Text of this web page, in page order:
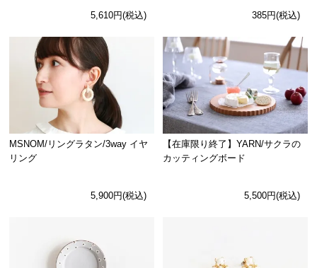
5,610円(税込) 385円(税込)
MSNOM/リングラタン/3way イヤ
リング
5,900円(税込)
【在庫限り終了】YARN/サクラの
カッティングボード
5,500円(税込)